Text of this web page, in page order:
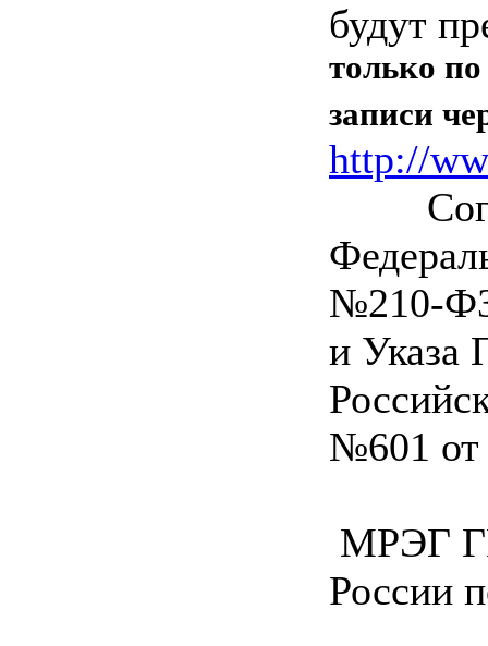
будут
только
записи
http://
№210-ФЗ
и Указа
№601 от
МРЭГ
России